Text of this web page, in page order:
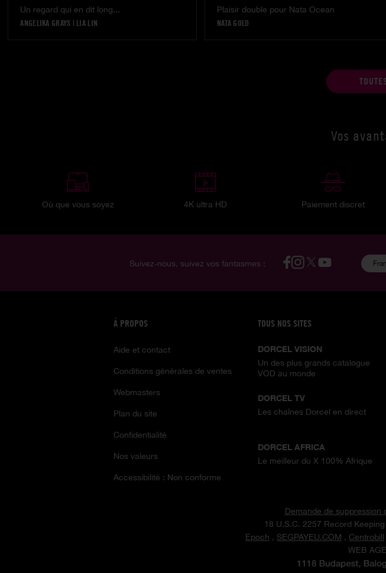
Un regard qui en dit long...
ANGELIKA GRAYS | LIA LIN
Plaisir double pour Nata Ocean
NATA GOLD
Vos
Où que vous soyez 4K ultra HD Paiement discret
Suivez-nous, suivez vos fantasmes :
À PROPOS
Aide et contact
Conditions générales de ventes
Webmasters
Plan du site
Confidentialité
Nos valeurs
Accessibilité : Non conforme
TOUS NOS SITES
DORCEL VISION
Un des plus grands catalogue
VOD au monde
DORCEL TV
Les chaînes Dorcel en direct
DORCEL AFRICA
Le meilleur du X 100% Afrique
Demande de suppression
18 U.S.C. 2257 Record Keeping
Epoch , SEGPAYEU.COM , Centrobill
WEB